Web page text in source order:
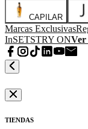
CAPILAR
Marcas Exclusivas
InSETSTRY ONVer
TIENDAS